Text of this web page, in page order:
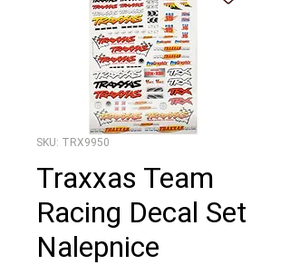
SKU: TRX9950
Traxxas Team
Racing Decal Set
Nalepnice